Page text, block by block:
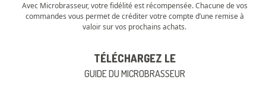
Avec Microbrasseur, votre fidélité est récompensée. Chacune de vos
commandes vous permet de créditer votre compte d’une remise à
valoir sur vos prochains achats.
TÉLÉCHARGEZ LE
GUIDE DU MICROBRASSEUR